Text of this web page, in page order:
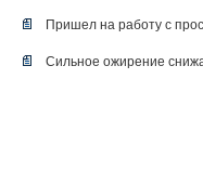
Пришел на работу с
Сильное ожирение